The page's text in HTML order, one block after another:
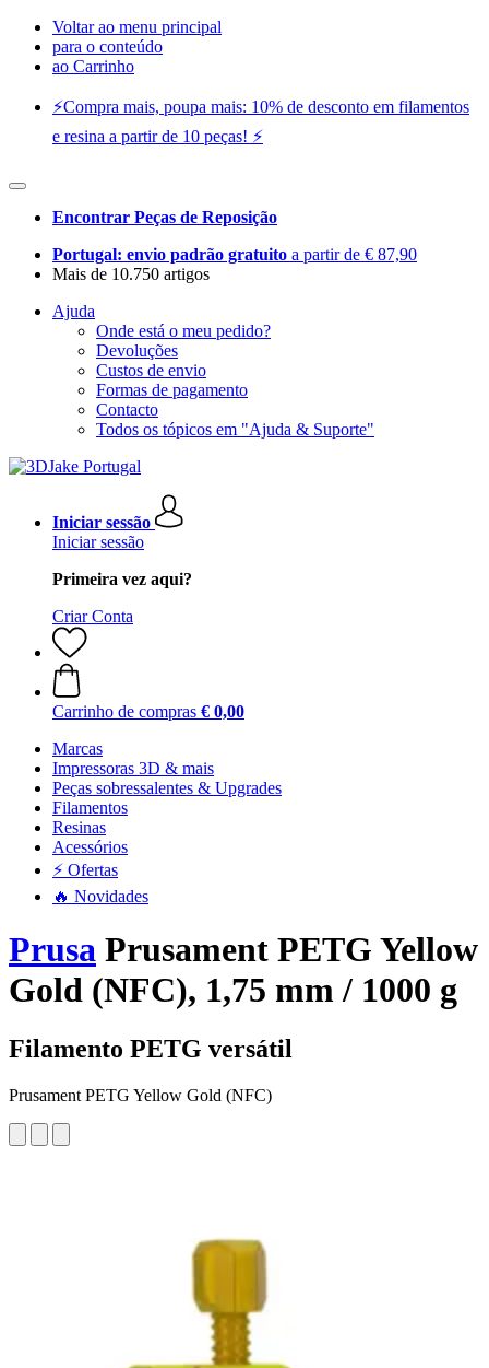
Voltar ao menu principal
para o conteúdo
ao Carrinho
⚡️Compra mais, poupa mais: 10% de desconto em filamentos
e resina a partir de 10 peças! ⚡️
Encontrar Peças de Reposição
Portugal: envio padrão gratuito a partir de € 87,90
Mais de 10.750 artigos
Ajuda
Onde está o meu pedido?
Devoluções
Custos de envio
Formas de pagamento
Contacto
Todos os tópicos em "Ajuda & Suporte"
Iniciar sessão
Iniciar sessão
Primeira vez aqui?
Criar Conta
Carrinho de compras € 0,00
Marcas
Impressoras 3D & mais
Peças sobressalentes & Upgrades
Filamentos
Resinas
Acessórios
⚡ Ofertas
🔥 Novidades
Prusa Prusament PETG Yellow
Gold (NFC), 1,75 mm / 1000 g
Filamento PETG versátil
Prusament PETG Yellow Gold (NFC)